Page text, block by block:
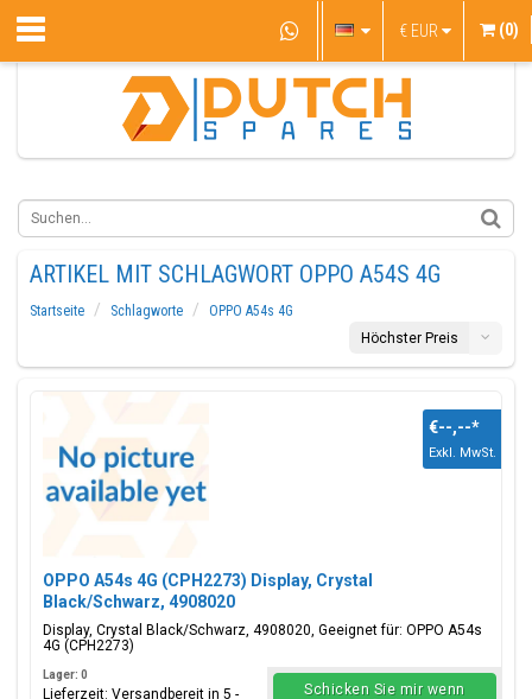
€ EUR (0)
ARTIKEL MIT SCHLAGWORT OPPO A54S 4G
Startseite Schlagworte
OPPO A54s 4G
Höchster Preis
OPPO A54s 4G (CPH2273) Display, Crystal
Black/Schwarz, 4908020
Display, Crystal Black/Schwarz, 4908020, Geeignet für: OPPO A54s
4G (CPH2273)
€--,--*
Exkl. MwSt.
Lager: 0
Lieferzeit: Versandbereit in 5 -
Schicken Sie mir wenn